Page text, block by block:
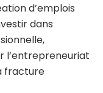
d’emplois
dans
l’entrepreneuriat
fracture